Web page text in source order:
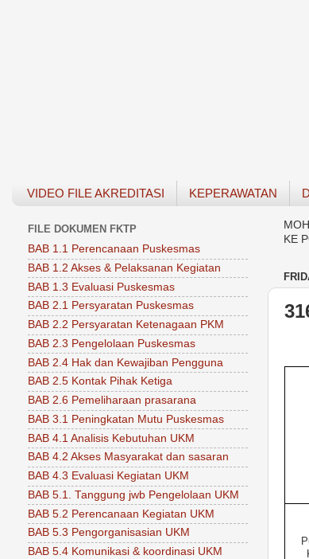
VIDEO FILE AKREDITASI KEPERAWATAN
KE
FILE DOKUMEN FKTP
BAB 1.1 Perencanaan Puskesmas
BAB 1.2 Akses & Pelaksanan Kegiatan
BAB 1.3 Evaluasi Puskesmas
BAB 2.1 Persyaratan Puskesmas
BAB 2.2 Persyaratan Ketenagaan PKM
BAB 2.3 Pengelolaan Puskesmas
BAB 2.4 Hak dan Kewajiban Pengguna
BAB 2.5 Kontak Pihak Ketiga
BAB 2.6 Pemeliharaan prasarana
BAB 3.1 Peningkatan Mutu Puskesmas
BAB 4.1 Analisis Kebutuhan UKM
BAB 4.2 Akses Masyarakat dan sasaran
BAB 4.3 Evaluasi Kegiatan UKM
BAB 5.1. Tanggung jwb Pengelolaan UKM
BAB 5.2 Perencanaan Kegiatan UKM
BAB 5.3 Pengorganisasian UKM
BAB 5.4 Komunikasi & koordinasi UKM